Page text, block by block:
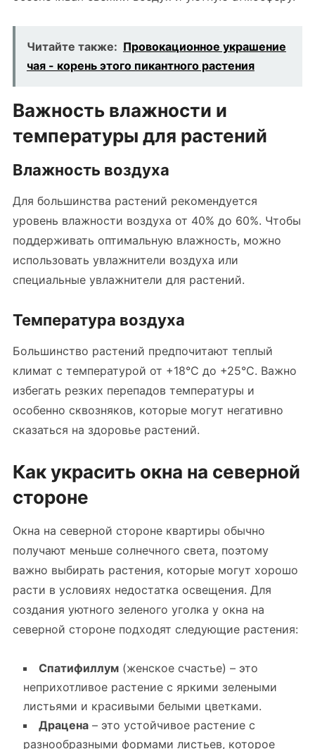
Читайте также: Провокационное украшение
чая - корень этого пикантного растения
Важность влажности и
температуры для растений
Влажность воздуха
Для большинства растений рекомендуется
уровень влажности воздуха от 40% до 60%. Чтобы
поддерживать оптимальную влажность, можно
использовать увлажнители воздуха или
специальные увлажнители для растений.
Температура воздуха
Большинство растений предпочитают теплый
климат с температурой от +18°C до +25°C. Важно
избегать резких перепадов температуры и
особенно сквозняков, которые могут негативно
сказаться на здоровье растений.
Как украсить окна на северной
стороне
Окна на северной стороне квартиры обычно
получают меньше солнечного света, поэтому
важно выбирать растения, которые могут хорошо
расти в условиях недостатка освещения. Для
создания уютного зеленого уголка у окна на
северной стороне подходят следующие растения:
Спатифиллум(женское счастье) – это
неприхотливое растение с яркими зелеными
листьями и красивыми белыми цветками.
Драцена– это устойчивое растение с
разнообразными формами листьев, которое